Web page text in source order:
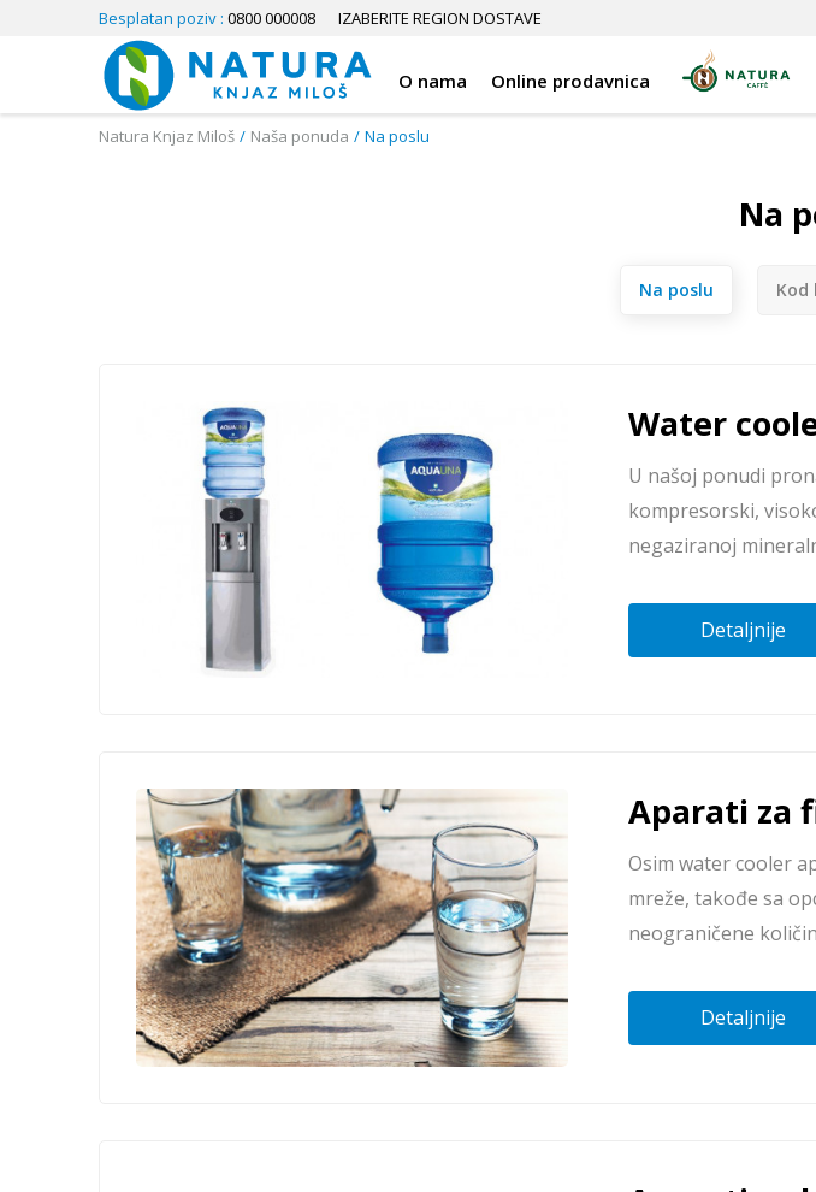
Besplatan poziv : 0800 000008 IZABERITE REGION DOSTAVE
O nama Online prodavnica
Natura Knjaz Miloš Naša ponuda Na poslu
Na
Na poslu Kod
Water
U našoj ponudi
kompresorski,
negaziranoj
Detaljnije
Aparati za
Osim water cooler
mreže, takođe sa
neograničene
Detaljnije